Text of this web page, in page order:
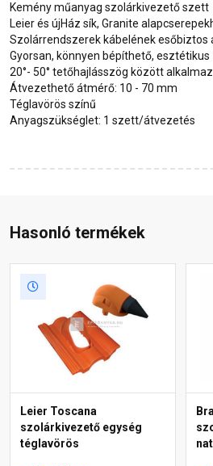
Kemény műanyag szolárkivezető szett
Leier és újHáz sík, Granite
Szolárrendszerek kábelének esőbiztos
Gyorsan, könnyen bépíthető, esztétikus
20°- 50° tetőhajlásszög között
Átvezethető átmérő: 10 - 70 mm
Téglavörös színű
Anyagszükséglet: 1 szett/átvezetés
Hasonló termékek
Leier Toscana
szolárkivezető egység
téglavörös